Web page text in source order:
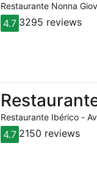
Restaurante Nonna
4.7 3295 reviews
Restaurante Ibérico -
4.7 2150 reviews